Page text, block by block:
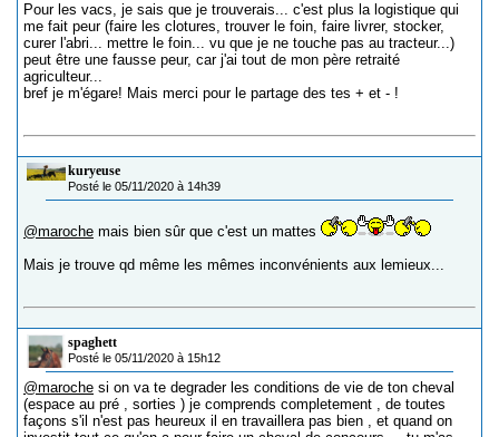
Pour les vacs, je sais que je trouverais... c'est plus la logistique qui
me fait peur (faire les clotures, trouver le foin, faire livrer, stocker,
curer l'abri... mettre le foin... vu que je ne touche pas au tracteur...)
peut être une fausse peur, car j'ai tout de mon père retraité
agriculteur...
bref je m'égare! Mais merci pour le partage des tes + et - !
kuryeuse
Posté le 05/11/2020 à 14h39
@maroche mais bien sûr que c'est un mattes
Mais je trouve qd même les mêmes inconvénients aux lemieux...
spaghett
Posté le 05/11/2020 à 15h12
@maroche si on va te degrader les conditions de vie de ton cheval
(espace au pré , sorties ) je comprends completement , de toutes
façons s'il n'est pas heureux il en travaillera pas bien , et quand on